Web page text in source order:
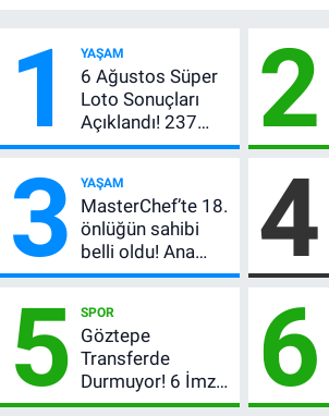
1 YAŞAM
6 Ağustos Süper
Loto Sonuçları
Açıklandı! 237
Milyon TL’lik
2
3 YAŞAM
MasterChef’te 18.
önlüğün sahibi
belli oldu! Ana
kadroya giren
oldu?
4
5 SPOR
Göztepe
Transferde
Durmuyor! 6 İmza
Sonrası Yeni
6